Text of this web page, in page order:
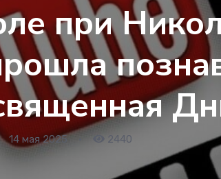
при
14 мая 2025 • 2440